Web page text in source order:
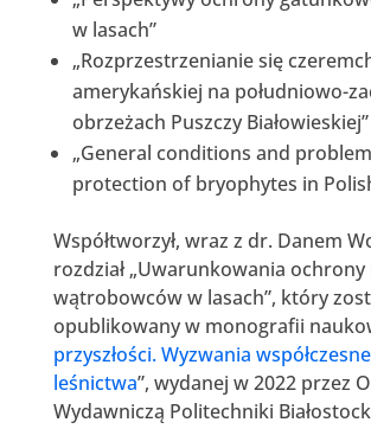
w lasach”
„Rozprzestrzenianie się
amerykańskiej na południowo-
obrzeżach Puszczy Białowieskiej”
„General conditions and
protection of bryophytes in
Współtworzył, wraz z dr. Danem
rozdział „Uwarunkowania
wątrobowców w lasach”, który
opublikowany w monografii
przyszłości. Wyzwania
leśnictwa”, wydanej w 2022 przez
Wydawniczą Politechniki